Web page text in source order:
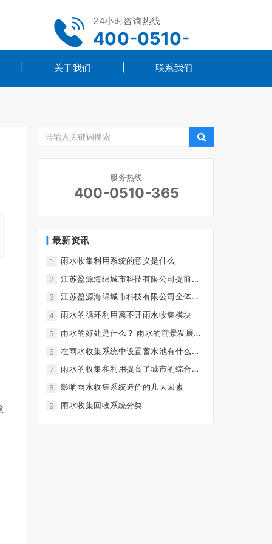
400-0510-
365
24小时咨询热线
关于我们 联系我们
服务热线
400-0510-365
最新资讯
1 雨水收集利用系统的意义是什么
2
江苏盈源海绵城市科技有限公司提前恭
祝大家新春快乐！
3 江苏盈源海绵城市科技有限公司全体员
工在此恭祝大家新春快乐~！
4 雨水的循环利用离不开雨水收集模块
5
雨水的好处是什么？ 雨水的前景发展怎
6 在雨水收集系统中设置蓄水池有什么
用？
7
雨水的收集和利用提高了城市的综合质
量
8 影响雨水收集系统造价的几大因素
9 雨水收集回收系统分类